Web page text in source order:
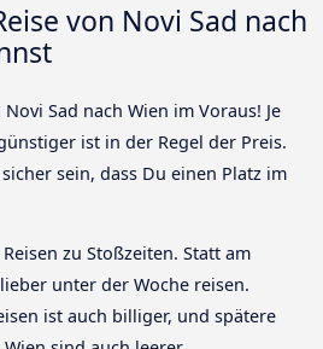
von Novi Sad nach
Sad nach Wien im Voraus! Je
ist in der Regel der Preis.
sein, dass Du einen Platz im
zu Stoßzeiten. Statt am
unter der Woche reisen.
ist auch billiger, und spätere